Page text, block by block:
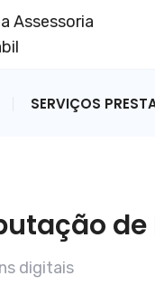
SERVIÇOS
digitais